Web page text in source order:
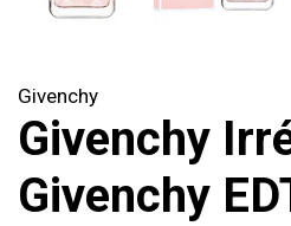
Givenchy
Givenchy
Givenchy